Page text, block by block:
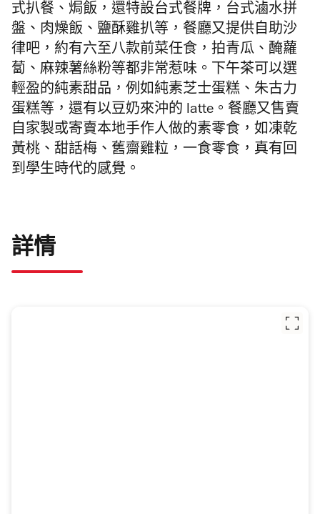
式扒餐、焗飯，還特設台式餐牌，台式滷水拼
盤、肉燥飯、鹽酥雞扒等，餐廳又提供自助沙
律吧，約有六至八款前菜任食，拍青瓜、醃蘿
蔔、麻辣薯絲粉等都非常惹味。下午茶可以選
輕盈的純素甜品，例如純素芝士蛋糕、朱古力
蛋糕等，還有以豆奶來沖的 latte。餐廳又售賣
自家製或寄賣本地手作人做的素零食，如凍乾
黃桃、甜話梅、舊齋雞粒，一食零食，真有回
到學生時代的感覺。
詳情